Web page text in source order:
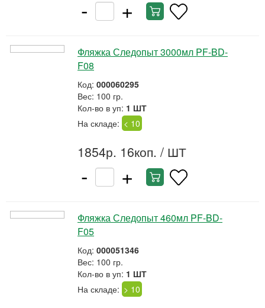
- +
Фляжка Следопыт 3000мл PF-BD-
F08
Код: 000060295
Вес: 100 гр.
Кол-во в уп: 1 ШТ
На складе: < 10
1854р. 16коп. / ШТ
- +
Фляжка Следопыт 460мл PF-BD-
F05
Код: 000051346
Вес: 100 гр.
Кол-во в уп: 1 ШТ
На складе: > 10